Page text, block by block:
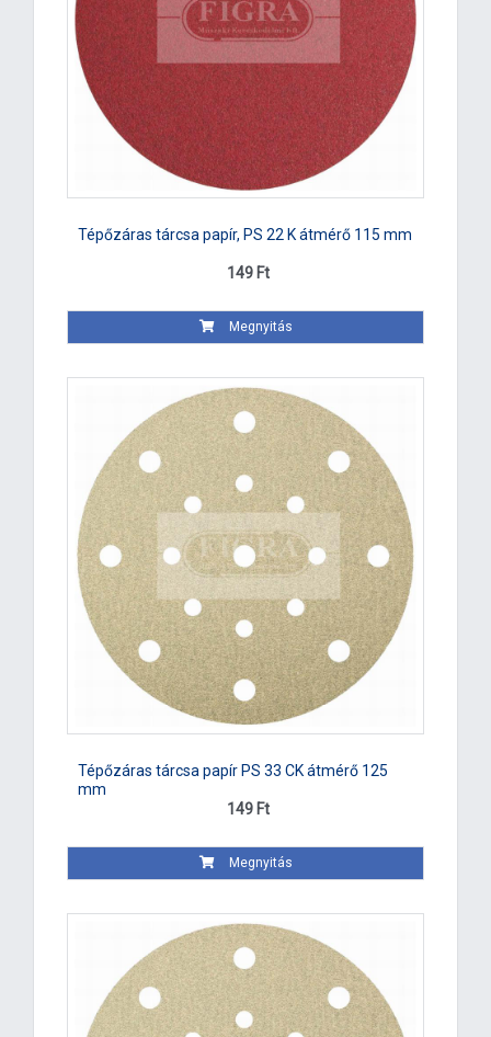
Tépőzáras tárcsa papír, PS 22 K átmérő 115 mm
149 Ft
Megnyitás
Tépőzáras tárcsa papír PS 33 CK átmérő 125
mm
149 Ft
Megnyitás